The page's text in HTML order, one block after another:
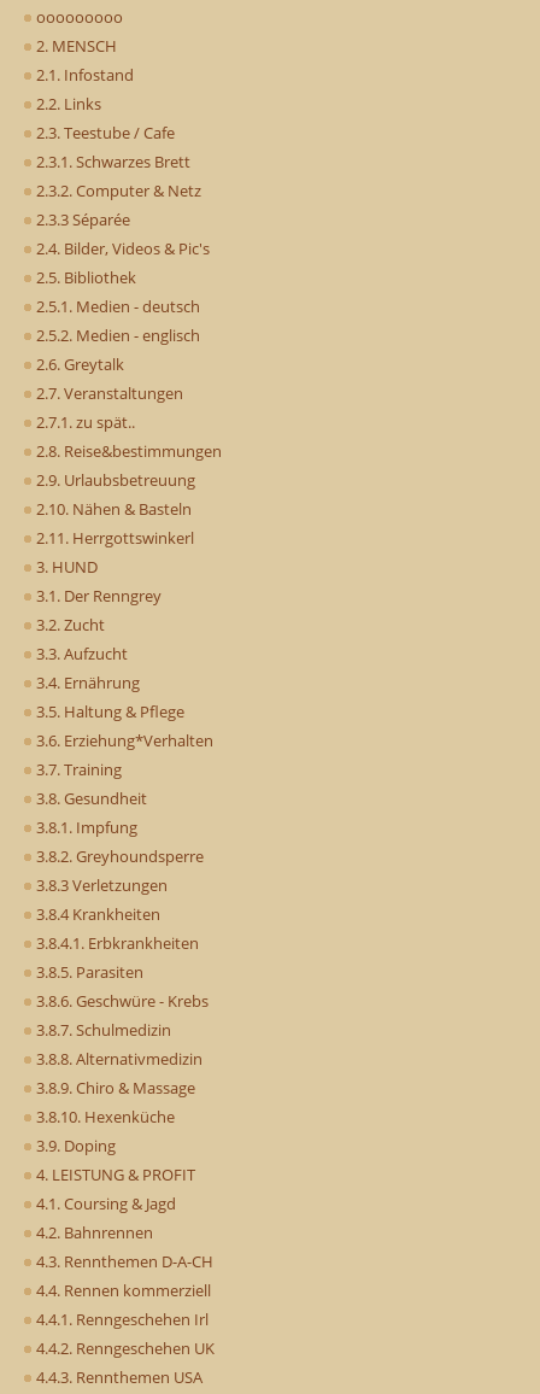
ooooooooo
2. MENSCH
2.1. Infostand
2.2. Links
2.3. Teestube / Cafe
2.3.1. Schwarzes Brett
2.3.2. Computer & Netz
2.3.3 Séparée
2.4. Bilder, Videos & Pic's
2.5. Bibliothek
2.5.1. Medien - deutsch
2.5.2. Medien - englisch
2.6. Greytalk
2.7. Veranstaltungen
2.7.1. zu spät..
2.8. Reise&bestimmungen
2.9. Urlaubsbetreuung
2.10. Nähen & Basteln
2.11. Herrgottswinkerl
3. HUND
3.1. Der Renngrey
3.2. Zucht
3.3. Aufzucht
3.4. Ernährung
3.5. Haltung & Pflege
3.6. Erziehung*Verhalten
3.7. Training
3.8. Gesundheit
3.8.1. Impfung
3.8.2. Greyhoundsperre
3.8.3 Verletzungen
3.8.4 Krankheiten
3.8.4.1. Erbkrankheiten
3.8.5. Parasiten
3.8.6. Geschwüre - Krebs
3.8.7. Schulmedizin
3.8.8. Alternativmedizin
3.8.9. Chiro & Massage
3.8.10. Hexenküche
3.9. Doping
4. LEISTUNG & PROFIT
4.1. Coursing & Jagd
4.2. Bahnrennen
4.3. Rennthemen D-A-CH
4.4. Rennen kommerziell
4.4.1. Renngeschehen Irl
4.4.2. Renngeschehen UK
4.4.3. Rennthemen USA